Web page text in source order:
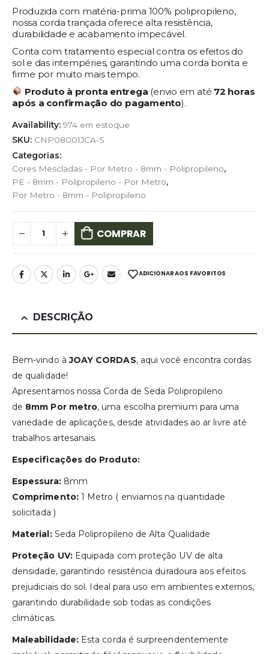
Produzida com matéria-prima 100% polipropileno,
nossa corda trançada oferece alta resistência,
durabilidade e acabamento impecável.
Conta com tratamento especial contra os efeitos do
sol e das intempéries, garantindo uma corda bonita e
firme por muito mais tempo.
Produto à pronta entrega (envio em até 72 horas
após a confirmação do pagamento).
Availability: 974 em estoque
SKU: CNP08001JCA-S
Categorias:
Cores Mescladas - Por Metro - 8mm - Polipropileno,
PE - 8mm - Polipropileno - Por Metro,
Por Metro - 8mm - Polipropileno
COMPRAR
ADICIONAR AOS FAVORITOS
DESCRIÇÃO
Bem-vindo àJOAY CORDAS, aqui você encontra cordas
de qualidade!
Apresentamos nossa Corda de Seda Polipropileno
de 8mm Por metro, uma escolha premium para uma
variedade de aplicações, desde atividades ao ar livre até
trabalhos artesanais.
Especificações do Produto:
Espessura:8mm
Comprimento:1 Metro ( enviamos na quantidade
solicitada )
Material:Seda Polipropileno de Alta Qualidade
Proteção UV:Equipada com proteção UV de alta
densidade, garantindo resistência duradoura aos efeitos
prejudiciais do sol. Ideal para uso em ambientes externos,
garantindo durabilidade sob todas as condições
climáticas.
Maleabilidade:Esta corda é surpreendentemente